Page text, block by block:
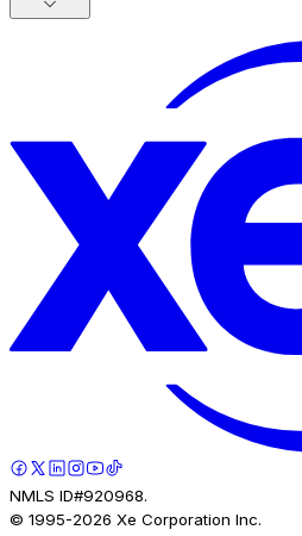
NMLS ID#920968.
© 1995-2026 Xe Corporation Inc.